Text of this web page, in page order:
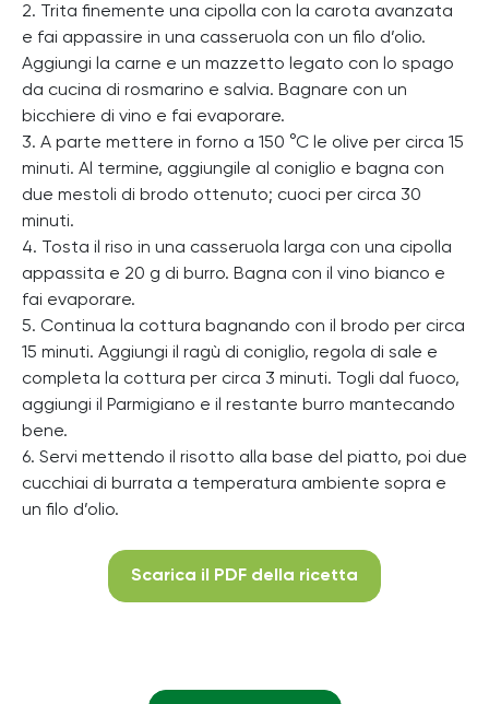
2. Trita finemente una cipolla con la carota avanzata
e fai appassire in una casseruola con un filo d’olio.
Aggiungi la carne e un mazzetto legato con lo spago
da cucina di rosmarino e salvia. Bagnare con un
bicchiere di vino e fai evaporare.
3. A parte mettere in forno a 150 °C le olive per circa 15
minuti. Al termine, aggiungile al coniglio e bagna con
due mestoli di brodo ottenuto; cuoci per circa 30
minuti.
4. Tosta il riso in una casseruola larga con una cipolla
appassita e 20 g di burro. Bagna con il vino bianco e
fai evaporare.
5. Continua la cottura bagnando con il brodo per circa
15 minuti. Aggiungi il ragù di coniglio, regola di sale e
completa la cottura per circa 3 minuti. Togli dal fuoco,
aggiungi il Parmigiano e il restante burro mantecando
bene.
6. Servi mettendo il risotto alla base del piatto, poi due
cucchiai di burrata a temperatura ambiente sopra e
un filo d’olio.
Scarica il PDF della ricetta